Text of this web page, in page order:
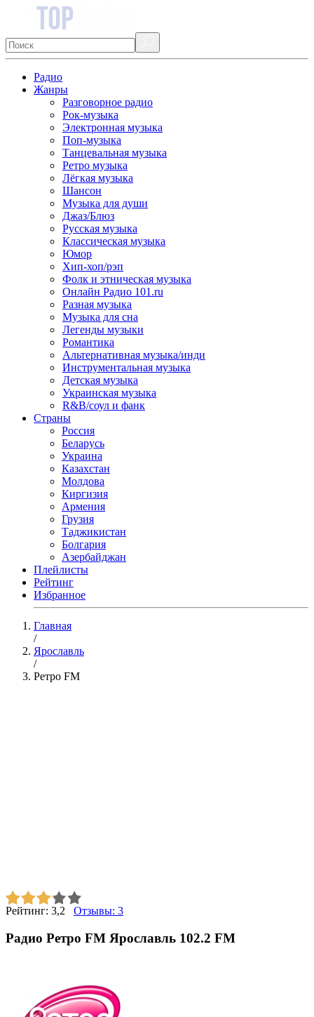
Радио
Жанры
Разговорное радио
Рок-музыка
Электронная музыка
Поп-музыка
Танцевальная музыка
Ретро музыка
Лёгкая музыка
Шансон
Музыка для души
Джаз/Блюз
Русская музыка
Классическая музыка
Юмор
Хип-хоп/рэп
Фолк и этническая музыка
Онлайн Радио 101.ru
Разная музыка
Музыка для сна
Легенды музыки
Романтика
Альтернативная музыка/инди
Инструментальная музыка
Детская музыка
Украинская музыка
R&B/cоул и фанк
Страны
Россия
Беларусь
Украина
Казахстан
Молдова
Киргизия
Армения
Грузия
Таджикистан
Болгария
Азербайджан
Плейлисты
Рейтинг
Избранное
Главная
/
Ярославль
/
Ретро FM
Рейтинг: 3,2 Отзывы: 3
Радио Ретро FM Ярославль 102.2 FM